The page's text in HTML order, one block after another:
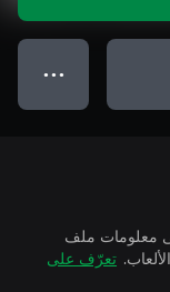
● ● ●
معلومات ملف
تعرّف على